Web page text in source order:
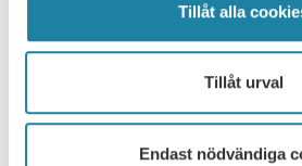
Tillåt alla
Tillåt urval
Endast nödvändiga
SULF i medierna